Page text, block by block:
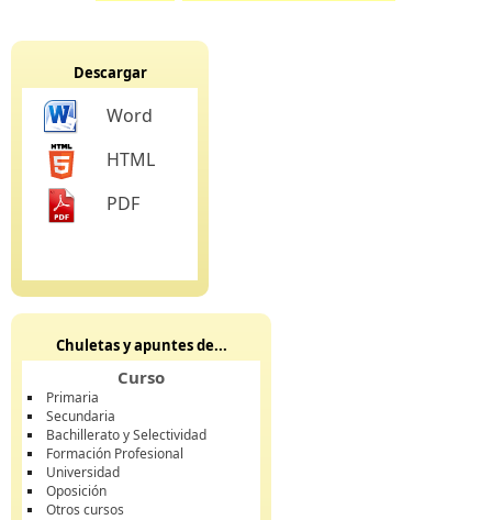
Descargar
Word
HTML
PDF
Chuletas y apuntes de...
Curso
Primaria
Secundaria
Bachillerato y Selectividad
Formación Profesional
Universidad
Oposición
Otros cursos